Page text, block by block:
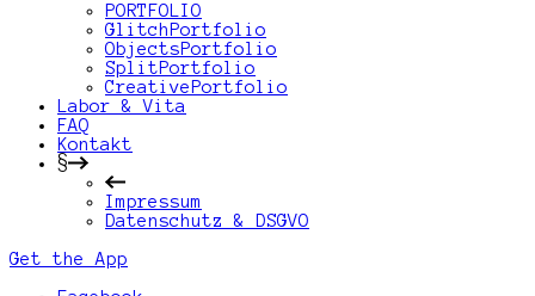
PORTFOLIO
GlitchPortfolio
ObjectsPortfolio
SplitPortfolio
CreativePortfolio
Labor & Vita
FAQ
Kontakt
§
Impressum
Datenschutz & DSGVO
Get the App